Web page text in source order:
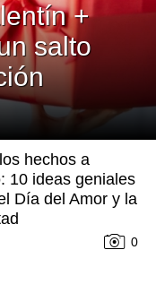
+
salto
hechos a
10 ideas geniales
Día del Amor y la
0